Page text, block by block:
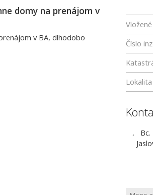
domy na prenájom v
v BA, dlhodobo
Vložené
Číslo
Lokalita